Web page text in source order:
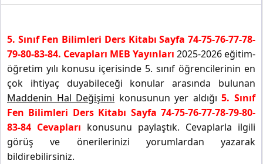
5. Sınıf Fen Bilimleri Ders Kitabı Sayfa 74-75-76-77-78-
79-80-83-84. Cevapları MEB Yayınları 2025-2026 eğitim-
öğretim yılı konusu içerisinde 5. sınıf öğrencilerinin en
çok ihtiyaç duyabileceği konular arasında bulunan
Maddenin Hal Değişimi konusunun yer aldığı5. Sınıf
Fen Bilimleri Ders Kitabı Sayfa 74-75-76-77-78-79-80-
83-84 Cevapları konusunu paylaştık. Cevaplarla ilgili
görüş ve önerilerinizi yorumlardan yazarak
bildirebilirsiniz.